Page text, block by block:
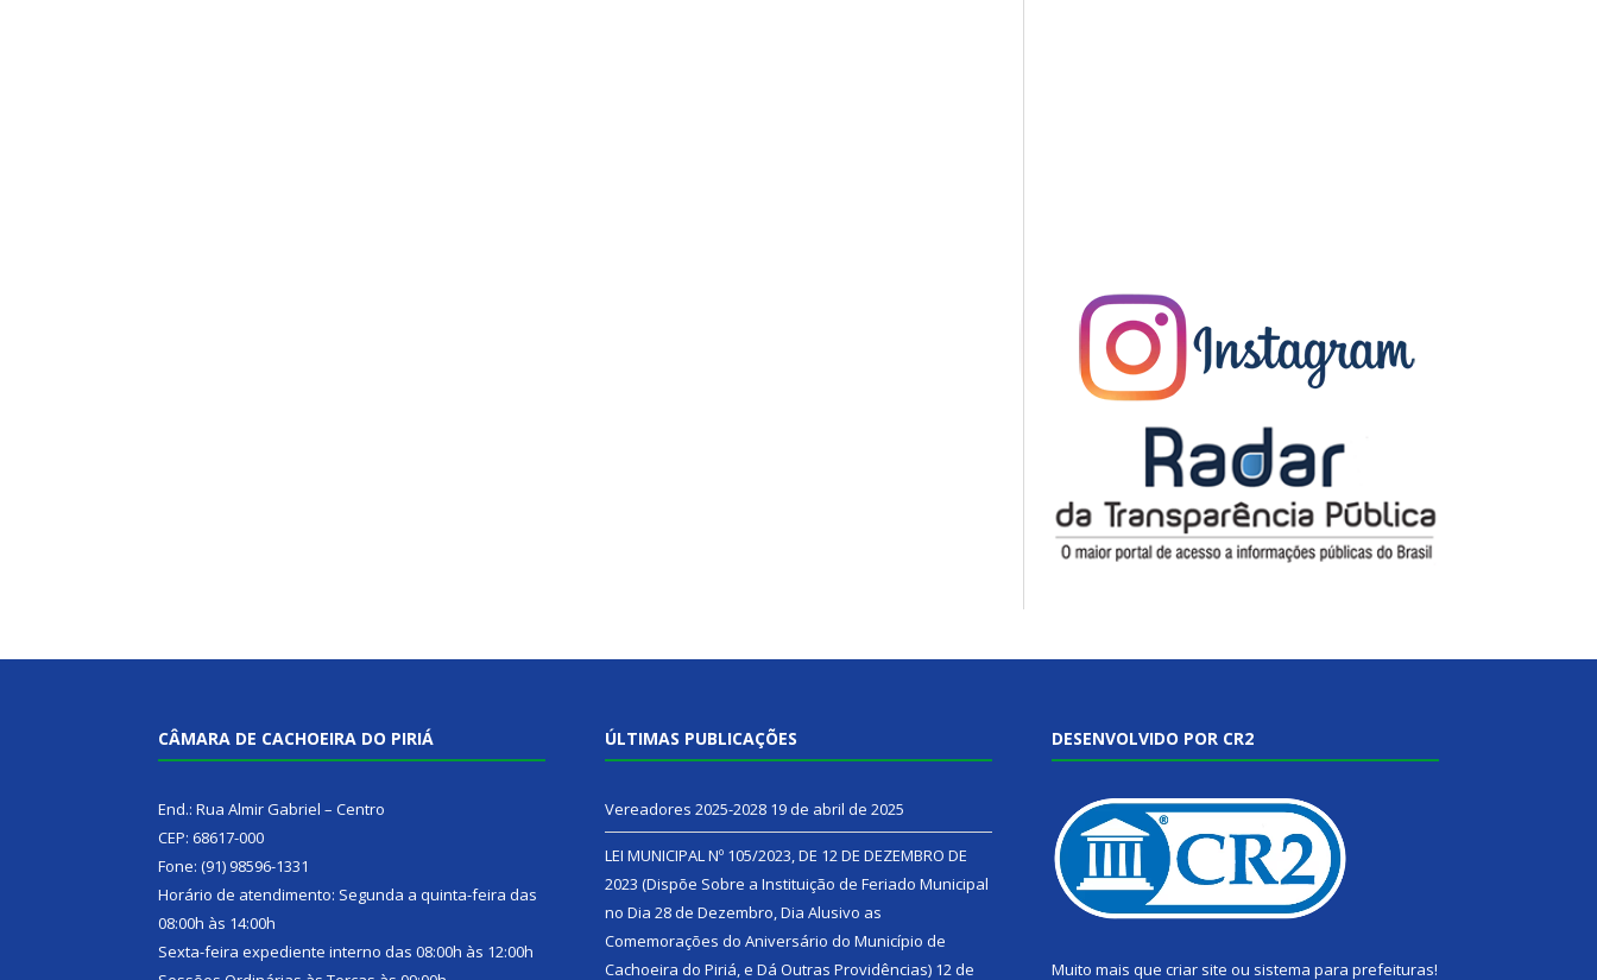
CÂMARA DE CACHOEIRA DO PIRIÁ
End.: Rua Almir Gabriel – Centro
CEP: 68617-000
Fone: (91) 98596-1331
Horário de atendimento: Segunda a quinta-feira das
08:00h às 14:00h
Sexta-feira expediente interno das 08:00h às 12:00h
ÚLTIMAS PUBLICAÇÕES
Vereadores 2025-2028 19 de abril de 2025
LEI MUNICIPAL Nº 105/2023, DE 12 DE DEZEMBRO DE
2023 (Dispõe Sobre a Instituição de Feriado Municipal
no Dia 28 de Dezembro, Dia Alusivo as
Comemorações do Aniversário do Município de
Cachoeira do Piriá, e Dá Outras Providências) 12 de
DESENVOLVIDO POR CR2
Muito mais que criar site ou sistema para prefeituras!